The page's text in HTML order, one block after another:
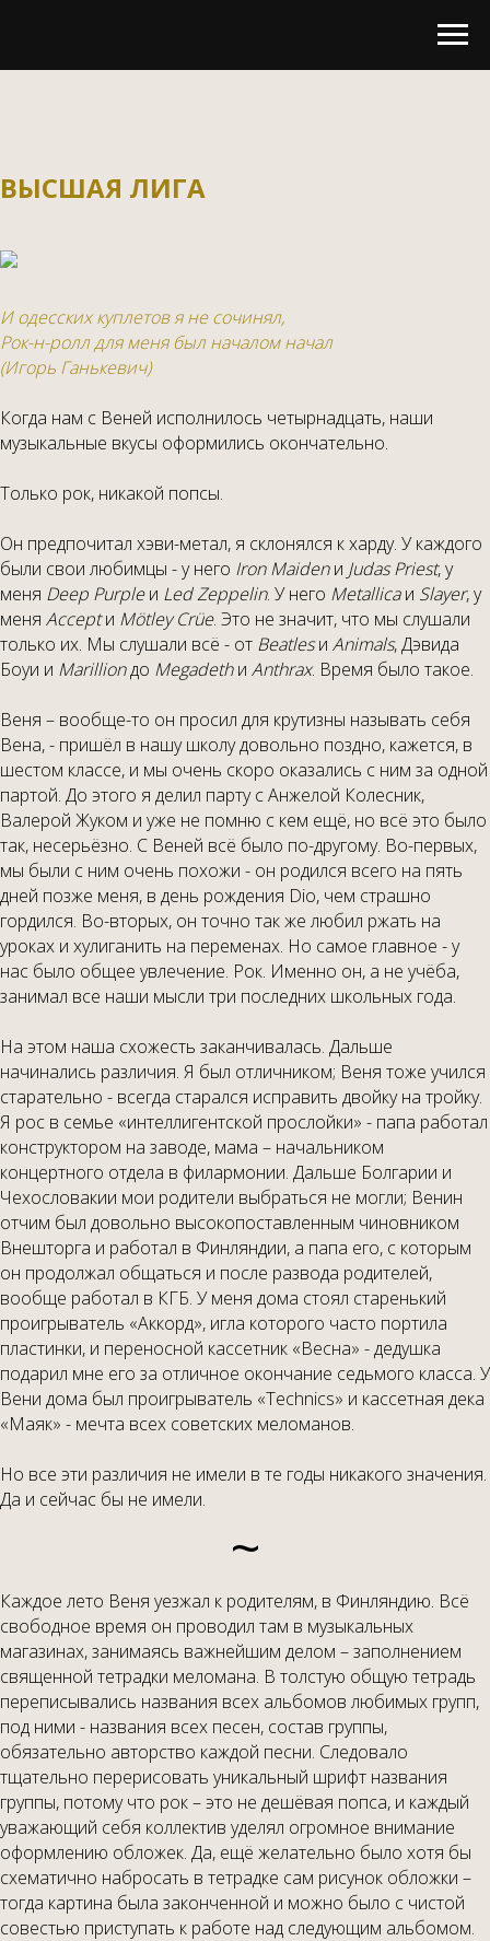
ВЫСШАЯ ЛИГА
И одесских куплетов я не сочинял,
Рок-н-ролл для меня был началом начал
(Игорь Ганькевич)
Когда нам с Веней исполнилось четырнадцать, наши
музыкальные вкусы оформились окончательно.
Только рок, никакой попсы.
Он предпочитал хэви-метал, я склонялся к харду. У каждого
были свои любимцы - у него Iron Maidenи Judas Priest, у
меня Deep Purpleи Led Zeppelin. У него Metallicaи Slayer, у
меня Acceptи Mötley Crüe. Это не значит, что мы слушали
только их. Мы слушали всё - от Beatlesи Animals, Дэвида
Боуи и Marillionдо Megadethи Anthrax. Время было такое.
Веня – вообще-то он просил для крутизны называть себя
Вена, - пришёл в нашу школу довольно поздно, кажется, в
шестом классе, и мы очень скоро оказались с ним за одной
партой. До этого я делил парту с Анжелой Колесник,
Валерой Жуком и уже не помню с кем ещё, но всё это было
так, несерьёзно. С Веней всё было по-другому. Во-первых,
мы были с ним очень похожи - он родился всего на пять
дней позже меня, в день рождения Dio, чем страшно
гордился. Во-вторых, он точно так же любил ржать на
уроках и хулиганить на переменах. Но самое главное - у
нас было общее увлечение. Рок. Именно он, а не учёба,
занимал все наши мысли три последних школьных года.
На этом наша схожесть заканчивалась. Дальше
начинались различия. Я был отличником; Веня тоже учился
старательно - всегда старался исправить двойку на тройку.
Я рос в семье «интеллигентской прослойки» - папа работал
конструктором на заводе, мама – начальником
концертного отдела в филармонии. Дальше Болгарии и
Чехословакии мои родители выбраться не могли; Венин
отчим был довольно высокопоставленным чиновником
Внешторга и работал в Финляндии, а папа его, с которым
он продолжал общаться и после развода родителей,
вообще работал в КГБ. У меня дома стоял старенький
проигрыватель «Аккорд», игла которого часто портила
пластинки, и переносной кассетник «Весна» - дедушка
подарил мне его за отличное окончание седьмого класса. У
Вени дома был проигрыватель «Technics» и кассетная дека
«Маяк» - мечта всех советских меломанов.
Но все эти различия не имели в те годы никакого значения.
Да и сейчас бы не имели.
~
Каждое лето Веня уезжал к родителям, в Финляндию. Всё
свободное время он проводил там в музыкальных
магазинах, занимаясь важнейшим делом – заполнением
священной тетрадки меломана. В толстую общую тетрадь
переписывались названия всех альбомов любимых групп,
под ними - названия всех песен, состав группы,
обязательно авторство каждой песни. Следовало
тщательно перерисовать уникальный шрифт названия
группы, потому что рок – это не дешёвая попса, и каждый
уважающий себя коллектив уделял огромное внимание
оформлению обложек. Да, ещё желательно было хотя бы
схематично набросать в тетрадке сам рисунок обложки –
тогда картина была законченной и можно было с чистой
совестью приступать к работе над следующим альбомом.